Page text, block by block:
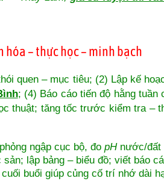
hóa – thực học – minh bạch
quen – mục tiêu; (2) Lập kế
; (4) Báo cáo tiến độ hằng tuần
thuật; tăng tốc trước kiểm tra –
ngập cục bộ, đo pHnước/đất
lập bảng – biểu đồ; viết báo
buổi giúp củng cố trí nhớ dài